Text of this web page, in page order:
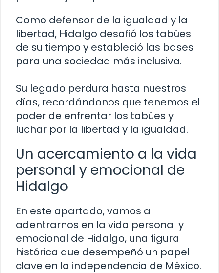
Como defensor de la igualdad y la
libertad, Hidalgo desafió los tabúes
de su tiempo y estableció las bases
para una sociedad más inclusiva.
Su legado perdura hasta nuestros
días, recordándonos que tenemos el
poder de enfrentar los tabúes y
luchar por la libertad y la igualdad.
Un acercamiento a la vida
personal y emocional de
Hidalgo
En este apartado, vamos a
adentrarnos en la vida personal y
emocional de Hidalgo, una figura
histórica que desempeñó un papel
clave en la independencia de México.